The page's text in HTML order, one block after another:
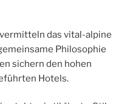
das vital-alpine
Philosophie
sichern den hohen
Hotels.